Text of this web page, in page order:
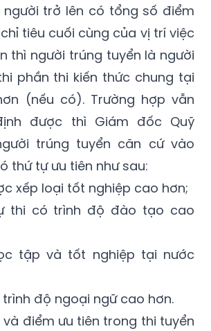
trở lên có tổng số điểm
tiêu cuối cùng của vị trí việc
thì người trúng tuyển là người
phần thi kiến thức chung tại
(nếu có). Trường hợp vẫn
được thì Giám đốc Quỹ
trúng tuyển căn cứ vào
thứ tự ưu tiên như sau:
xếp loại tốt nghiệp cao hơn;
thi có trình độ đào tạo cao
tập và tốt nghiệp tại nước
trình độ ngoại ngữ cao hơn.
điểm ưu tiên trong thi tuyển